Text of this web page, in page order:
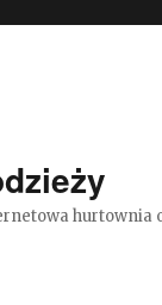
hurtownia